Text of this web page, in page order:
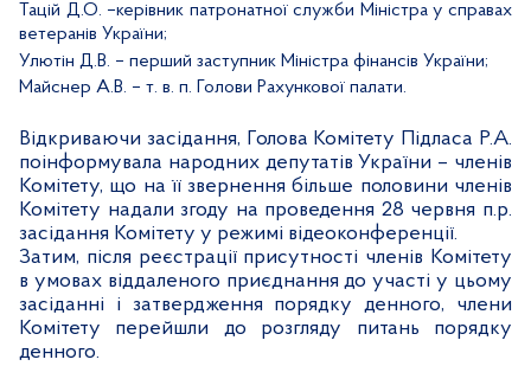
Тацій Д.О. –керівник патронатної служби Міністра у справах
ветеранів України;
Улютін Д.В. – перший заступник Міністра фінансів України;
Майснер А.В. – т. в. п. Голови Рахункової палати.
Відкриваючи засідання, Голова Комітету Підласа Р.А.
поінформувала народних депутатів України – членів
Комітету, що на її звернення більше половини членів
Комітету надали згоду на проведення 28 червня п.р.
засідання Комітету у режимі відеоконференції.
Затим, після реєстрації присутності членів Комітету
в умовах віддаленого приєднання до участі у цьому
засіданні і затвердження порядку денного, члени
Комітету перейшли до розгляду питань порядку
денного.